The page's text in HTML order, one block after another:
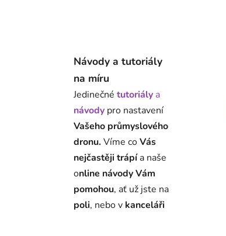
Návody a tutoriály
na míru
Jedinečné tutoriály a
návody pro nastavení
Vašeho průmyslového
dronu. Víme coVás
nejčastěji trápía naše
online návody Vám
pomohou, ať už jste na
poli, nebo v kanceláři